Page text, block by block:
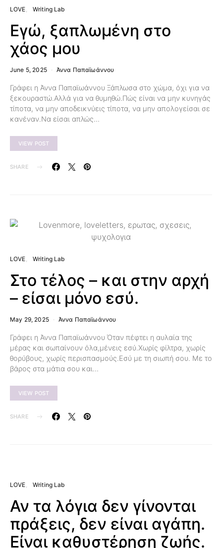
LOVE Writing Lab
Εγώ, ξαπλωμένη στο
χάος μου
June 5, 2025 Άννα Παπαϊωάννου
Γράφει η Άννα Παπαϊωάννου Ξάπλωσα στο χώμα, όχι για να
ξεκουραστώ.Αλλά για να θυμηθώ.Πώς είναι να μην κυνηγάς
τίποτα, να μην αποδεικνύεις τίποτα, να μην απολογείσαι σε
κανέναν.Να είσαι απλώς…
VIEW POST
SHARE
LOVE Writing Lab
Στο τέλος – και στην αρχή
– είσαι μόνο εσύ.
May 29, 2025 Άννα Παπαϊωάννου
Γράφει η Άννα Παπαϊωάννου Όταν πέφτει η αυλαία της
μέρας και σωπαίνουν όλα,μένεις εσύ.Χωρίς φίλτρα, χωρίς
θορύβους, χωρίς περισπασμούς.Εσύ με τη σιωπή σου. Με το
βάρος στα μάτια σου και…
VIEW POST
SHARE
LOVE Writing Lab
Αν τα λόγια δεν γίνονται
πράξεις, δεν είναι αγάπη.
Είναι καθυστέρηση ζωής.